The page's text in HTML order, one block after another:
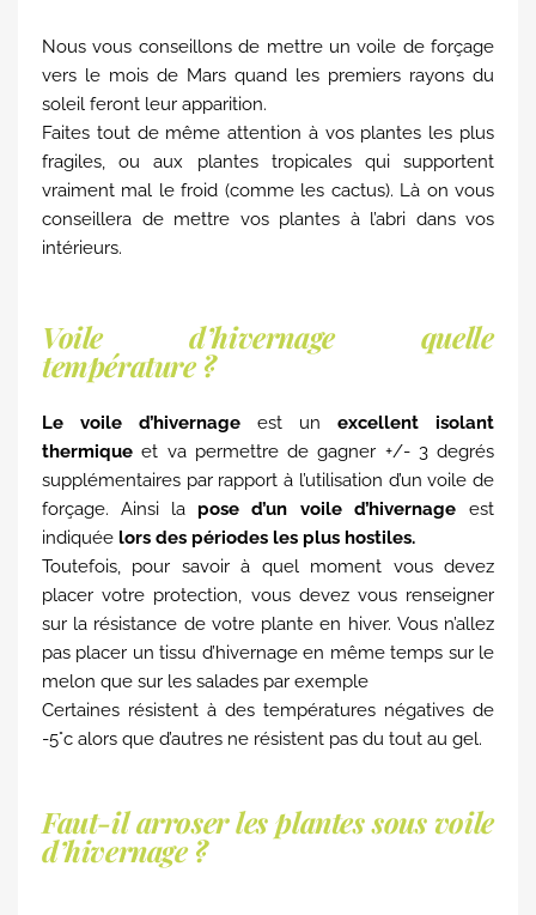
Nous vous conseillons de mettre un voile de forçage
vers le mois de Mars quand les premiers rayons du
soleil feront leur apparition.
Faites tout de même attention à vos plantes les plus
fragiles, ou aux plantes tropicales qui supportent
vraiment mal le froid (comme les cactus). Là on vous
conseillera de mettre vos plantes à l’abri dans vos
intérieurs.
Voile d’hivernage quelle
température ?
Le voile d’hivernage est un excellent isolant
thermique et va permettre de gagner +/- 3 degrés
supplémentaires par rapport à l’utilisation d’un voile de
forçage. Ainsi la pose d’un voile d’hivernage est
indiquée lors des périodes les plus hostiles.
Toutefois, pour savoir à quel moment vous devez
placer votre protection, vous devez vous renseigner
sur la résistance de votre plante en hiver. Vous n’allez
pas placer un tissu d’hivernage en même temps sur le
melon que sur les salades par exemple
Certaines résistent à des températures négatives de
-5°c alors que d’autres ne résistent pas du tout au gel.
Faut-il arroser les plantes sous voile
d’hivernage ?